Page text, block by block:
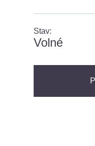
Stav:
volné